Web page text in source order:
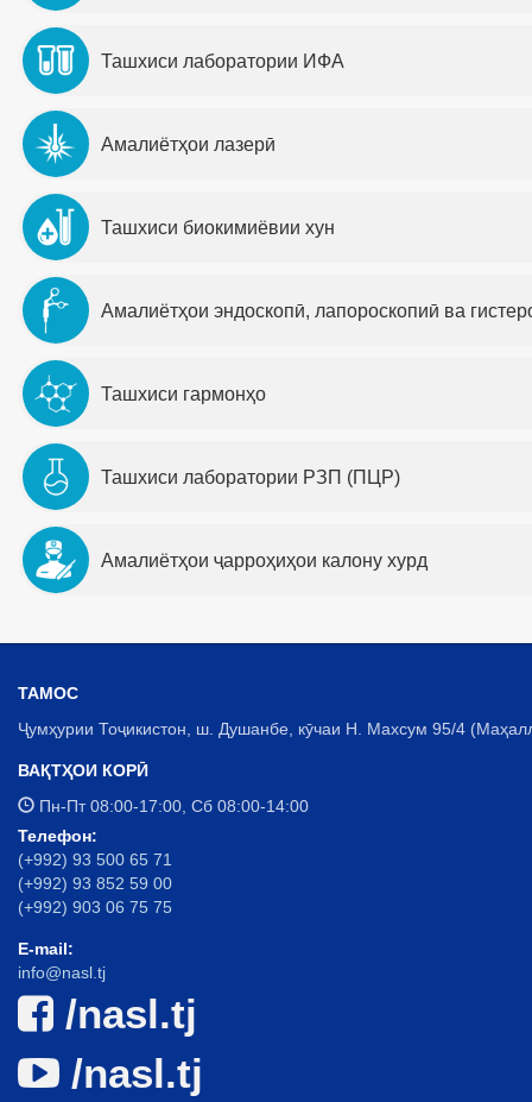
Ташхиси лаборатории ИФА
Амалиётҳои лазерӣ
Ташхиси биокимиёвии хун
Амалиётҳои эндоскопӣ, лапороскопиӣ ва
Ташхиси гармонҳо
Ташхиси лаборатории РЗП (ПЦР)
Амалиётҳои ҷарроҳиҳои калону хурд
ТАМОС
Ҷумҳурии Тоҷикистон, ш. Душанбе, кӯчаи Н. Махсум 95/4
ВАҚТҲОИ КОРӢ
Пн-Пт 08:00-17:00, Сб 08:00-14:00
Телефон:
(+992) 93 500 65 71
(+992) 93 852 59 00
(+992) 903 06 75 75
E-mail:
info@nasl.tj
/nasl.tj
/nasl.tj